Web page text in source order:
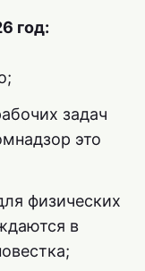
год:
задач
это
физических
в